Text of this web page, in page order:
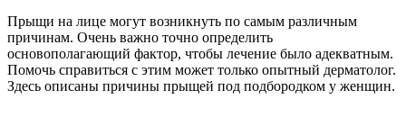
Прыщи на лице могут возникнуть по самым различным
причинам. Очень важно точно определить
основополагающий фактор, чтобы лечение было адекватным.
Помочь справиться с этим может только опытный дерматолог.
Здесь описаны причины прыщей под подбородком у женщин.